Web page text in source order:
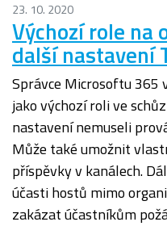
23. 10. 2020
Výchozí role na
další nastavení
Správce Microsoftu 365
jako výchozí roli ve
nastavení nemuseli
Může také umožnit
příspěvky v kanálech.
účasti hostů mimo
zakázat účastníkům